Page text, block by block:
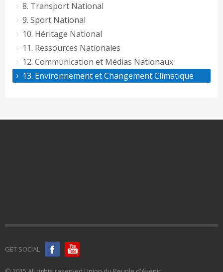
8. Transport National
9. Sport National
10. Héritage National
11. Ressources Nationales
12. Communication et Médias Nationaux
13. Environnement et Changement Climatique
GET SOCIAL